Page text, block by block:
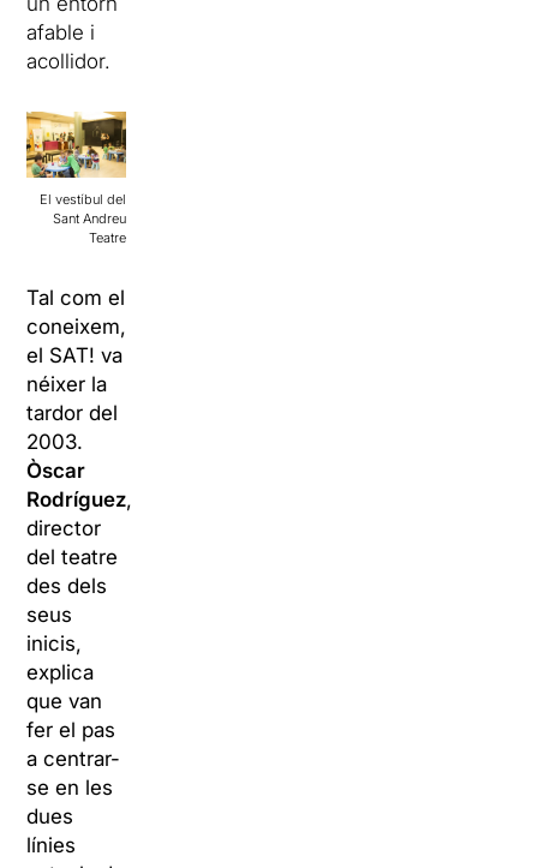
afable i
acollidor.
El vestíbul del
Sant Andreu
Teatre
Tal com el
coneixem,
el SAT! va
néixer la
tardor del
2003.
Òscar
Rodríguez,
director
del teatre
des dels
seus
inicis,
explica
que van
fer el pas
a centrar-
se en les
dues
línies